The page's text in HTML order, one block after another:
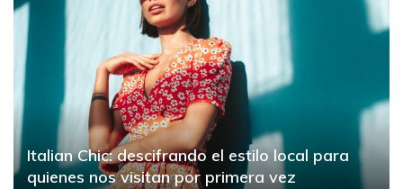
Italian Chic: descifrando el estilo local para
quienes nos visitan por primera vez